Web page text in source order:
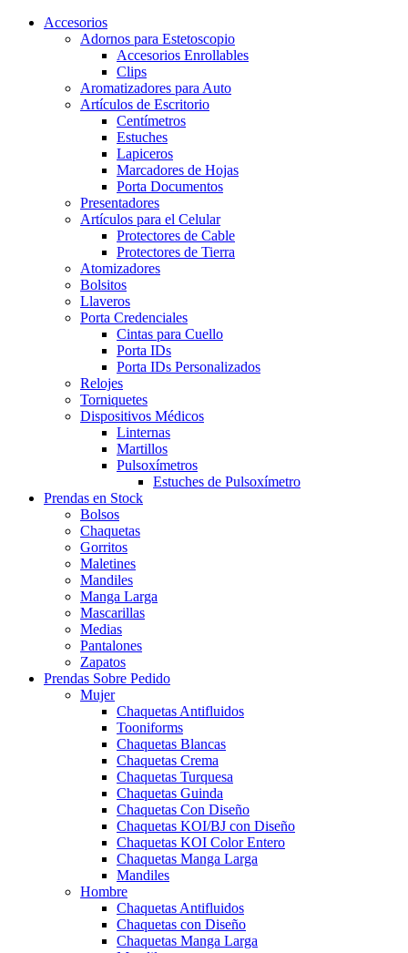
Accesorios
Adornos para Estetoscopio
Accesorios Enrollables
Clips
Aromatizadores para Auto
Artículos de Escritorio
Centímetros
Estuches
Lapiceros
Marcadores de Hojas
Porta Documentos
Presentadores
Artículos para el Celular
Protectores de Cable
Protectores de Tierra
Atomizadores
Bolsitos
Llaveros
Porta Credenciales
Cintas para Cuello
Porta IDs
Porta IDs Personalizados
Relojes
Torniquetes
Dispositivos Médicos
Linternas
Martillos
Pulsoxímetros
Estuches de Pulsoxímetro
Prendas en Stock
Bolsos
Chaquetas
Gorritos
Maletines
Mandiles
Manga Larga
Mascarillas
Medias
Pantalones
Zapatos
Prendas Sobre Pedido
Mujer
Chaquetas Antifluidos
Tooniforms
Chaquetas Blancas
Chaquetas Crema
Chaquetas Turquesa
Chaquetas Guinda
Chaquetas Con Diseño
Chaquetas KOI/BJ con Diseño
Chaquetas KOI Color Entero
Chaquetas Manga Larga
Mandiles
Hombre
Chaquetas Antifluidos
Chaquetas con Diseño
Chaquetas Manga Larga